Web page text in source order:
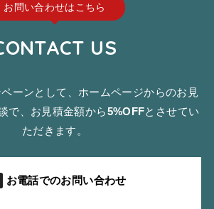
お問い合わせはこちら
US
ーンとして、ホームページからのお見
で、お見積金額から5%OFFとさせてい
ただきます。
お電話でのお問い合わせ